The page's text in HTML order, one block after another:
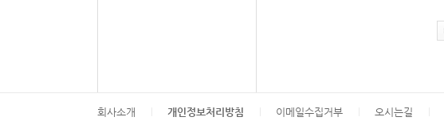
회사소개 개인정보처리방침 이메일수집거부 오시는길